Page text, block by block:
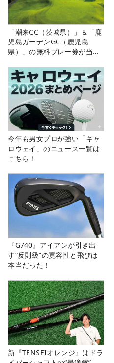
「潮来CC（茨城県）」＆「鹿
児島ガーデンGC（鹿児島
県）」の無料プレー券が当た
今年も男女プロが強い「キャ
ロウェイ」のニュース一覧は
こちら！
『G740』アイアンが引き出
す“反則級”の寛容性と飛びは
本当だった！
新『TENSEIオレンジ』はドラ